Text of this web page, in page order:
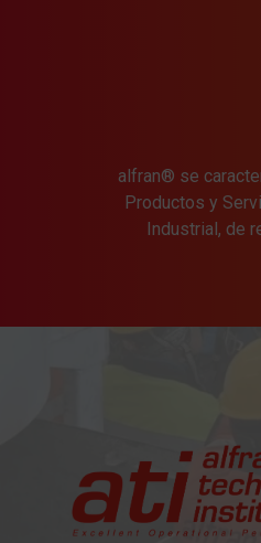
alfran® se
Productos y
Industrial, de